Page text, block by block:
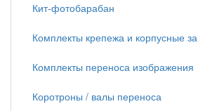
Кит-фотобарабан
Комплекты крепежа и корпусные за
Комплекты переноса изображения
Коротроны / валы переноса